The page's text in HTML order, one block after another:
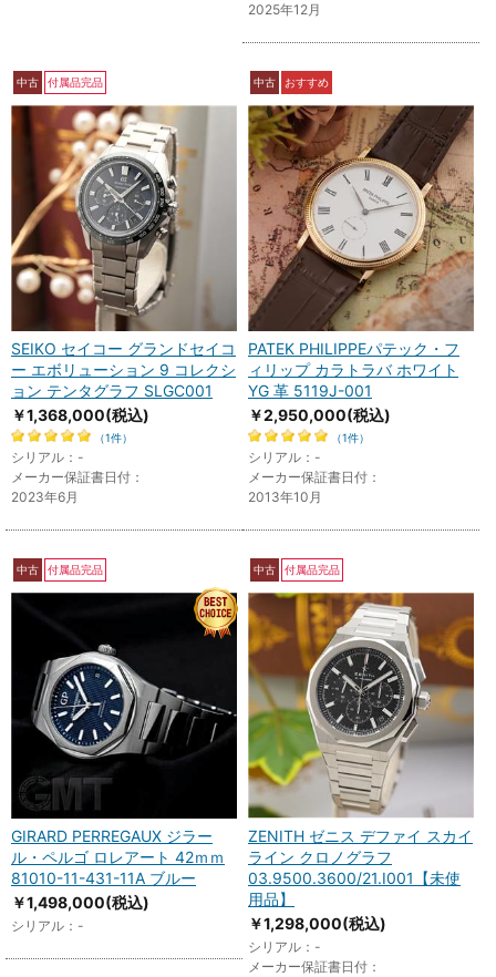
2025年12月
中古 付属品完品
SEIKO セイコー グランドセイコ
ー エボリューション 9 コレクシ
ョン テンタグラフ SLGC001
￥1,368,000(税込)
（1件）
シリアル：-
メーカー保証書日付：
2023年6月
中古 おすすめ
PATEK PHILIPPEパテック・フ
ィリップ カラトラバ ホワイト
YG 革 5119J-001
￥2,950,000(税込)
（1件）
シリアル：-
メーカー保証書日付：
2013年10月
中古 付属品完品
GIRARD PERREGAUX ジラー
ル・ペルゴ ロレアート 42ｍｍ
81010-11-431-11A ブルー
￥1,498,000(税込)
シリアル：-
中古 付属品完品
ZENITH ゼニス デファイ スカイ
ライン クロノグラフ
03.9500.3600/21.I001【未使
用品】
￥1,298,000(税込)
シリアル：-
メーカー保証書日付：